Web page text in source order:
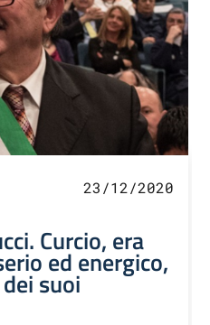
23/12/2020
Curcio, era
ed energico,
suoi